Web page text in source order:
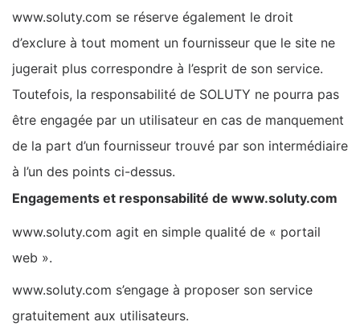
www.soluty.com se réserve également le droit
d’exclure à tout moment un fournisseur que le site ne
jugerait plus correspondre à l’esprit de son service.
Toutefois, la responsabilité de SOLUTY ne pourra pas
être engagée par un utilisateur en cas de manquement
de la part d’un fournisseur trouvé par son intermédiaire
à l’un des points ci-dessus.
Engagements et responsabilité de www.soluty.com
www.soluty.com agit en simple qualité de « portail
web ».
www.soluty.com s’engage à proposer son service
gratuitement aux utilisateurs.